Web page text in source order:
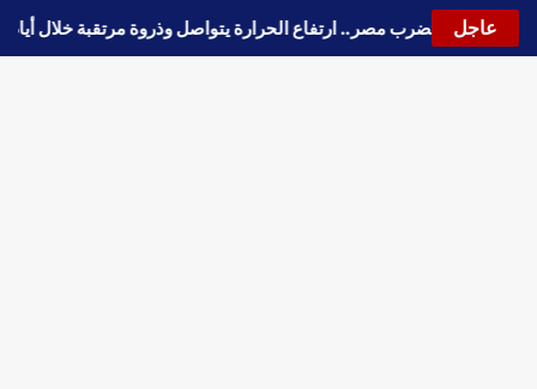
عاجل
حارة جديدة تضرب مصر.. ارتفاع الحرارة يتواصل وذروة مرتقبة خلال